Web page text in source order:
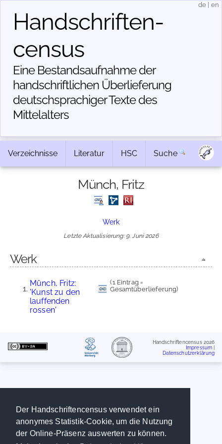
Der Handschriftencensus verwendet ein
anonymes Statistik-Cookie, um die Nutzung
der Online-Präsenz auswerten zu können.
Handschriften­
census
Eine Bestandsaufnahme der
handschriftlichen Über­lieferung
deutschsprachiger Texte des
Mittelalters
de en
Verzeichnisse Literatur HSC Suche
Münch, Fritz
Werk
Letzte Aktualisierung: 9. Juni 2026
Werk
Münch, Fritz:
'Kunst zu den
lauffenden
rossen'
(1 Eintrag =
Gesamtüberlieferung)
Handschriftencensus 2026
Impressum
Datenschutzerklärung